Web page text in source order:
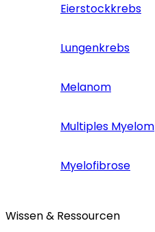
Eierstockkrebs
Lungenkrebs
Melanom
Multiples Myelom
Myelofibrose
Wissen & Ressourcen